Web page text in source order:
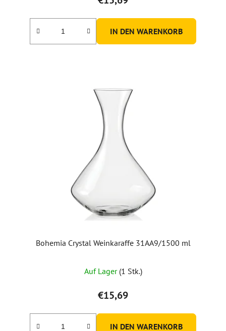
IN DEN WARENKORB
Bohemia Crystal Weinkaraffe 31AA9/1500 ml
Auf Lager (1 Stk.)
€15,69
IN DEN WARENKORB